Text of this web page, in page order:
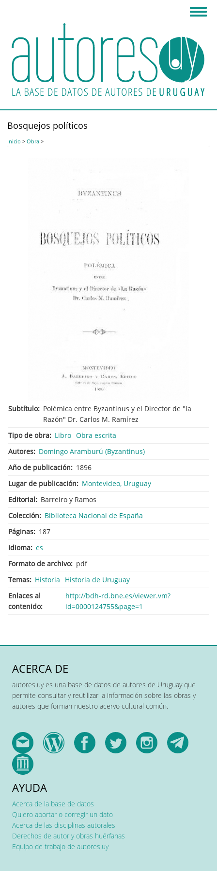
principal
Bosquejos políticos
Inicio > Obra >
Subtítulo
Polémica entre Byzantinus y el Director de "la
Razón" Dr. Carlos M. Ramírez
Tipo de obra
Libro Obra escrita
Autores
Domingo Aramburú (Byzantinus)
Año de publicación
1896
Lugar de publicación
Montevideo, Uruguay
Editorial
Barreiro y Ramos
Colección
Biblioteca Nacional de España
Páginas
187
Idioma es
Formato de archivo
pdf
Temas
Historia
Historia de Uruguay
Enlaces al
contenido
http://bdh-rd.bne.es/viewer.vm?
id=0000124755&page=1
ACERCA DE
autores.uy es una base de datos de autores de Uruguay que
permite consultar y reutilizar la información sobre las obras y
autores que forman nuestro acervo cultural común.
AYUDA
Acerca de la base de datos
Quiero aportar o corregir un dato
Acerca de las disciplinas autorales
Derechos de autor y obras huérfanas
Equipo de trabajo de autores.uy